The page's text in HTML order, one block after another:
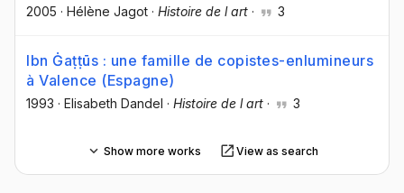
2005 · Hélène Jagot · Histoire de l art · 3
Ibn Ġaṭṭūs : une famille de copistes-enlumineurs
à Valence (Espagne)
1993 · Elisabeth Dandel · Histoire de l art · 3
Show more works View as search